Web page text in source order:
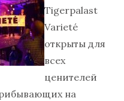
Tigerpalast
Varieté
открыты для
всех
ценителей
на